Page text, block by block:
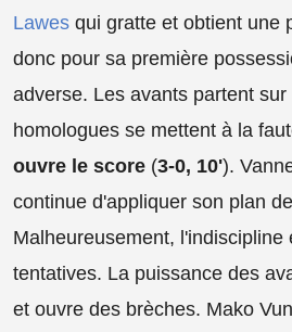
Lawes qui gratte et obtient une
donc pour sa première
adverse. Les avants partent
homologues se mettent à la
ouvre le score (3-0, 10').
continue d'appliquer son plan
Malheureusement, l'indiscipline
tentatives. La puissance des
et ouvre des brèches. Mako